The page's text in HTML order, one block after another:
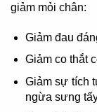
giảm mỏi chân:
Giảm đau
Giảm co thắt
Giảm sự tích
ngừa sưng